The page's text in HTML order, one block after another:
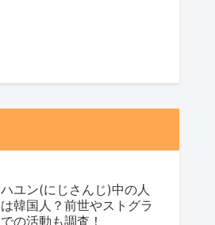
ハユン(にじさんじ)中の人
は韓国人？前世やストグラ
での活動も調査！